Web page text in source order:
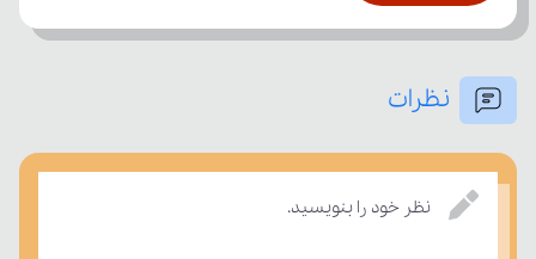
نظرات
نظر خود را بنویسید.